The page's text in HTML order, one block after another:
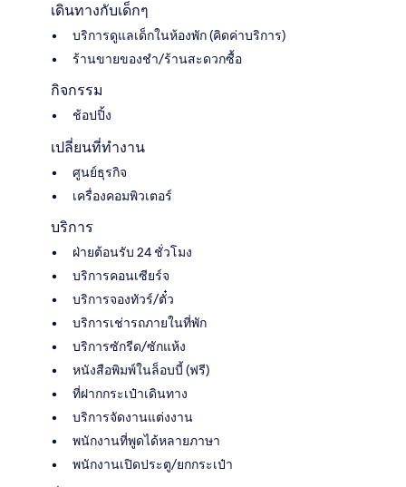
เดินทางกับเด็กๆ
บริการดูแลเด็กในห้องพัก (คิดค่าบริการ)
ร้านขายของชำ/ร้านสะดวกซื้อ
กิจกรรม
ช้อปปิ้ง
เปลี่ยนที่ทำงาน
ศูนย์ธุรกิจ
เครื่องคอมพิวเตอร์
บริการ
ฝ่ายต้อนรับ 24 ชั่วโมง
บริการคอนเซียร์จ
บริการจองทัวร์/ตั๋ว
บริการเช่ารถภายในที่พัก
บริการซักรีด/ซักแห้ง
หนังสือพิมพ์ในล็อบบี้ (ฟรี)
ที่ฝากกระเป๋าเดินทาง
บริการจัดงานแต่งงาน
พนักงานที่พูดได้หลายภาษา
พนักงานเปิดประตู/ยกกระเป๋า